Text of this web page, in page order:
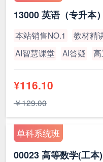
13000 英语（专升本
本站销售NO.1 教材精
AI智慧课堂
AI答疑
¥116.10
￥129.00
单科系统班
00023 高等数学(工本)